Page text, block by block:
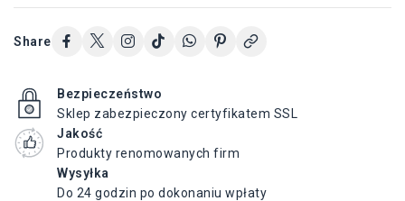
Share
Bezpieczeństwo
Sklep zabezpieczony certyfikatem SSL
Jakość
Produkty renomowanych firm
Wysyłka
Do 24 godzin po dokonaniu wpłaty